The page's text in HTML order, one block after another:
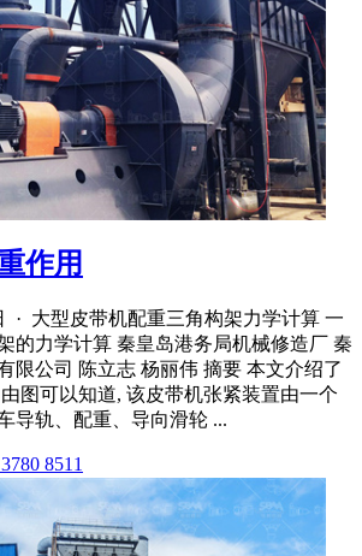
作用
· 大型皮带机配重三角构架力学计算 一
的力学计算 秦皇岛港务局机械修造厂 秦
限公司 陈立志 杨丽伟 摘要 本文介绍了
图可以知道, 该皮带机张紧装置由一个
导轨、配重、导向滑轮 ...
8511